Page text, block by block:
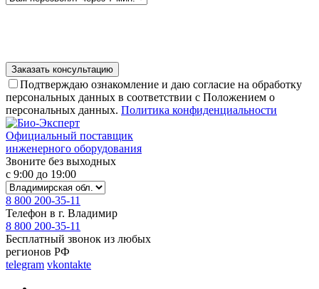
Подтверждаю ознакомление и даю согласие на обработку
персональных данных в соответствии с Положением о
персональных данных. Политика конфиденциальности
Официальный поставщик
инженерного оборудования
Звоните без выходных
с 9:00 до 19:00
8 800 200-35-11
Телефон в г. Владимир
8 800 200-35-11
Бесплатный звонок из любых
регионов РФ
telegram vkontakte